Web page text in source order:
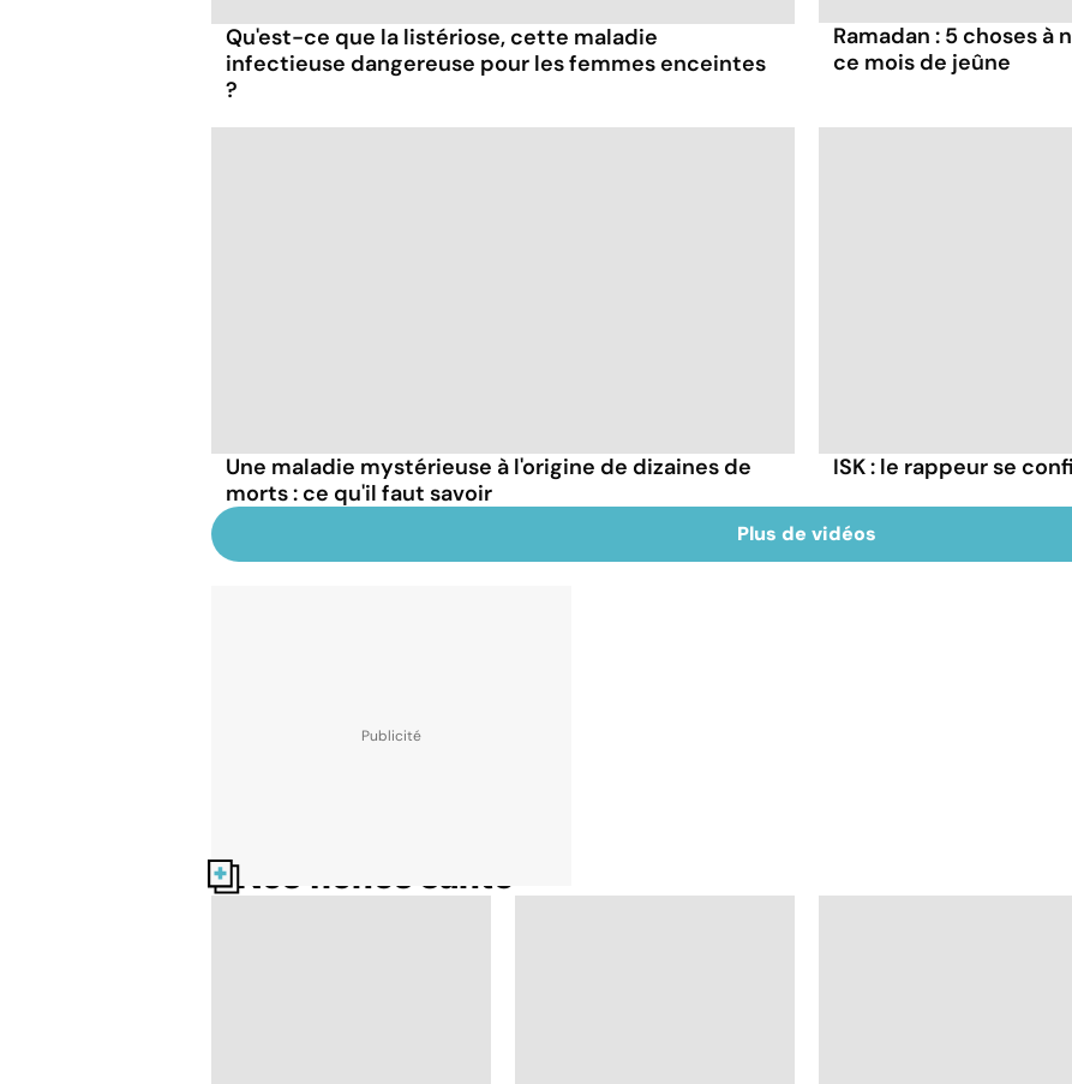
Qu'est-ce que la listériose, cette maladie
infectieuse dangereuse pour les femmes enceintes
?
Ramadan : 5 choses
ce mois de jeûne
Une maladie mystérieuse à l'origine de dizaines de
morts : ce qu'il faut savoir
ISK : le rappeur se
Plus de vidéos
Nos fiches santé